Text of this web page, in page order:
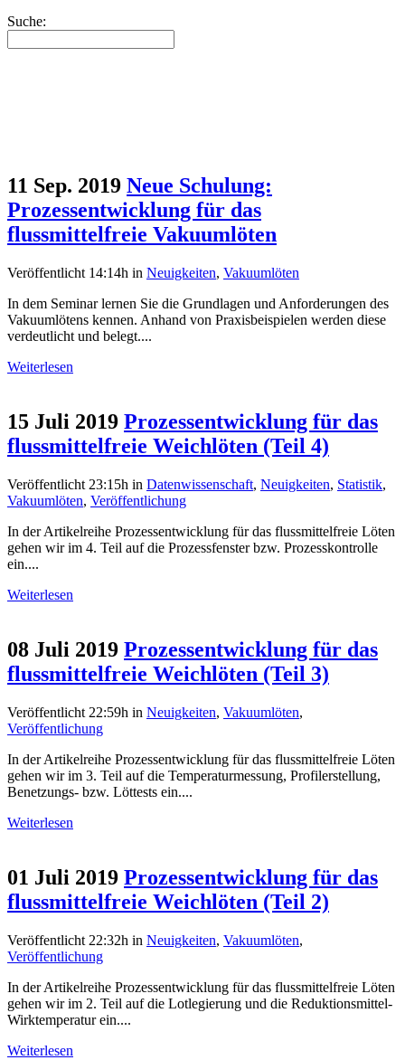
Suche:
11 Sep. 2019 Neue Schulung:
Prozessentwicklung für das
flussmittelfreie Vakuumlöten
Veröffentlicht 14:14h in Neuigkeiten, Vakuumlöten
In dem Seminar lernen Sie die Grundlagen und Anforderungen des
Vakuumlötens kennen. Anhand von Praxisbeispielen werden diese
verdeutlicht und belegt....
Weiterlesen
15 Juli 2019 Prozessentwicklung für das
flussmittelfreie Weichlöten (Teil 4)
Veröffentlicht 23:15h in Datenwissenschaft, Neuigkeiten, Statistik,
Vakuumlöten, Veröffentlichung
In der Artikelreihe Prozessentwicklung für das flussmittelfreie Löten
gehen wir im 4. Teil auf die Prozessfenster bzw. Prozesskontrolle
ein....
Weiterlesen
08 Juli 2019 Prozessentwicklung für das
flussmittelfreie Weichlöten (Teil 3)
Veröffentlicht 22:59h in Neuigkeiten, Vakuumlöten,
Veröffentlichung
In der Artikelreihe Prozessentwicklung für das flussmittelfreie Löten
gehen wir im 3. Teil auf die Temperaturmessung, Profilerstellung,
Benetzungs- bzw. Löttests ein....
Weiterlesen
01 Juli 2019 Prozessentwicklung für das
flussmittelfreie Weichlöten (Teil 2)
Veröffentlicht 22:32h in Neuigkeiten, Vakuumlöten,
Veröffentlichung
In der Artikelreihe Prozessentwicklung für das flussmittelfreie Löten
gehen wir im 2. Teil auf die Lotlegierung und die Reduktionsmittel-
Wirktemperatur ein....
Weiterlesen